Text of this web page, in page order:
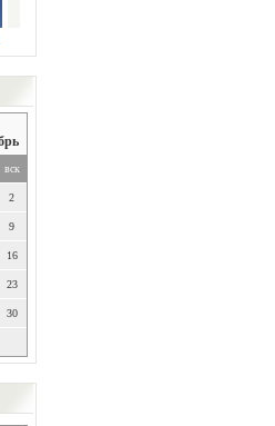
вск
2
9
16
23
30